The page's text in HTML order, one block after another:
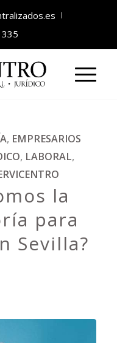
, EMPRESARIOS
, LABORAL,
la
para
Sevilla?